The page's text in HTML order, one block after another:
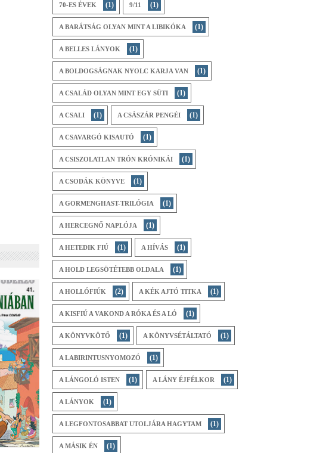
70-ES ÉVEK (1) 9/11 (1)
A BARÁTSÁG OLYAN MINT A LIBIKÓKA (1)
A BELLES LÁNYOK (1)
A BOLDOGSÁGNAK NYOLC KARJA VAN (1)
A CSALÁD OLYAN MINT EGY SÜTI (1)
A CSALI (1) A CSÁSZÁR PENGÉI (1)
A CSAVARGÓ KISAUTÓ (1)
A CSISZOLATLAN TRÓN KRÓNIKÁI (1)
A CSODÁK KÖNYVE (1)
A GORMENGHAST-TRILÓGIA (1)
A HERCEGNŐ NAPLÓJA (1)
A HETEDIK FIÚ (1) A HÍVÁS (1)
A HOLD LEGSÖTÉTEBB OLDALA (1)
A HOLLÓFIÚK (2) A KÉK AJTÓ TITKA (1)
A KISFIÚ A VAKOND A RÓKA ÉS A LÓ (1)
A KÖNYVKÖTŐ (1) A KÖNYVSÉTÁLTATÓ (1)
A LABIRINTUSNYOMOZÓ (1)
A LÁNGOLÓ ISTEN (1) A LÁNY ÉJFÉLKOR (1)
A LÁNYOK (1)
A LEGFONTOSABBAT UTOLJÁRA HAGYTAM (1)
A MÁSIK ÉN (1)